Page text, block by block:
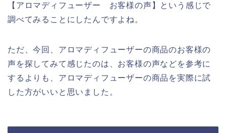
【アロマディフューザー お客様の声】という感じで
調べてみることにしたんですよね。
ただ、今回、アロマディフューザーの商品のお客様の
声を探してみて感じたのは、お客様の声などを参考に
するよりも、アロマディフューザーの商品を実際に試
した方がいいと思いました。